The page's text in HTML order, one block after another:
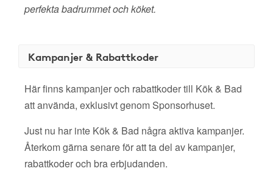
perfekta badrummet och köket.
Kampanjer & Rabattkoder
Här finns kampanjer och rabattkoder till Kök & Bad
att använda, exklusivt genom Sponsorhuset.
Just nu har inte Kök & Bad några aktiva kampanjer.
Återkom gärna senare för att ta del av kampanjer,
rabattkoder och bra erbjudanden.